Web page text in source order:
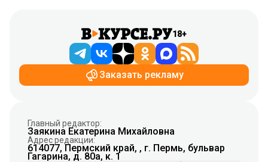
18+
Заказать рекламу
Главный редактор:
Заякина Екатерина Михайловна
Адрес редакции:
614077, Пермский край, , г. Пермь, бульвар
Гагарина, д. 80а, к. 1